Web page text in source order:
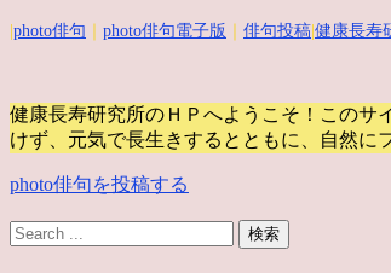
photo俳句 photo俳句電子版 俳句投稿 健康長寿
健康長寿研究所のＨＰへようこそ！このサ
けず、元気で長生きするとともに、自然に
photo俳句を投稿する